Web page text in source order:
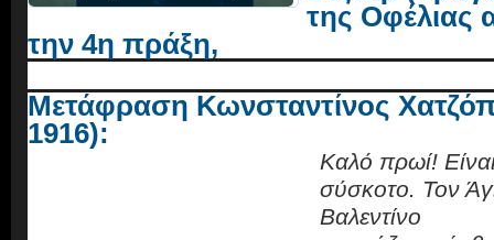
της Οφέλιας
την 4η πράξη,
Μετάφραση Κωνσταντίνος
1916):
Καλό πρωί!
σύσκοτο. Τον
Βαλεντίνο